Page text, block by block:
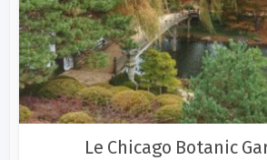
Le Chicago Botanic